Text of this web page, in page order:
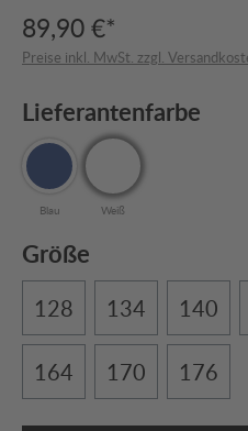
89,90 €*
Preise inkl. MwSt. zzgl.
Lieferantenfarbe
Blau Weiß
Größe
128 134 140
164 170 176